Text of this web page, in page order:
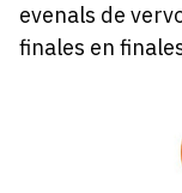
evenals de
finales en